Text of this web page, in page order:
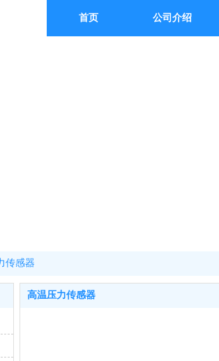
首页 公司介绍
传感器
高温压力传感器